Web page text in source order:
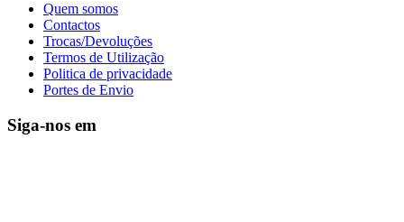
Quem somos
Contactos
Trocas/Devoluções
Termos de Utilização
Politica de privacidade
Portes de Envio
Siga-nos em